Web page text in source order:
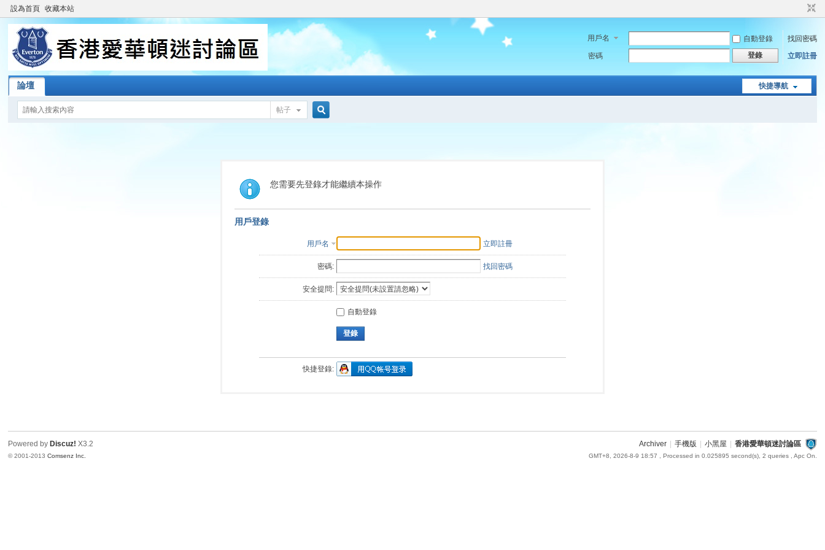
設為首頁 收藏本站
用戶名 自動登錄
找回密碼
密碼
登錄 立即註冊
快捷導航
論壇
帖子
索
您需要先登錄才能繼續本操作
用戶登錄
用戶名 立即註冊
密碼: 找回密碼
安全提問:
自動登錄
登錄
快捷登錄:
Archiver 手機版 小黑屋 香港愛華頓迷討論區
GMT+8, 2026-8-9 18:57 , Processed in 0.025895 second(s), 2 queries , Apc On.
Powered by Discuz! X3.2
© 2001-2013Comsenz Inc.